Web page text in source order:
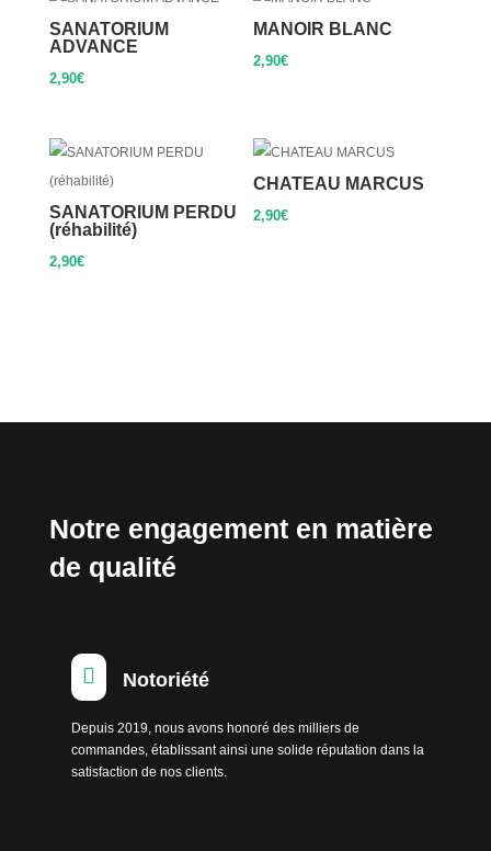
SANATORIUM
ADVANCE
2,90€
MANOIR BLANC
2,90€
SANATORIUM PERDU
(réhabilité)
2,90€
CHATEAU MARCUS
2,90€
Notre engagement en matière
de qualité
 Notoriété
Depuis 2019, nous avons honoré des milliers de
commandes, établissant ainsi une solide réputation dans la
satisfaction de nos clients.